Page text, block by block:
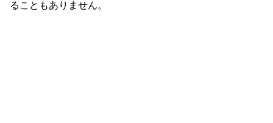
ることもありません。